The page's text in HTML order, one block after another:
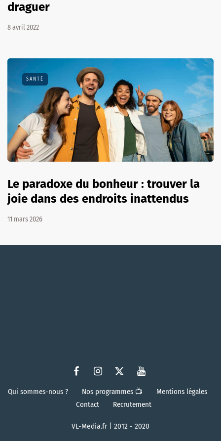
draguer
8 avril 2022
SANTÉ
Le paradoxe du bonheur : trouver la
joie dans des endroits inattendus
11 mars 2026
Qui sommes-nous ? Nos programmes 📺
Mentions légales
Contact
Recrutement
VL-Media.fr | 2012 - 2020